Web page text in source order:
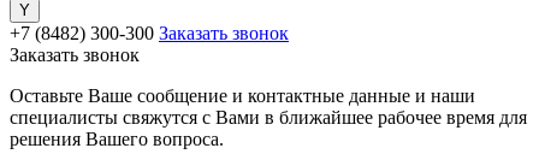
+7 (8482) 300-300 Заказать звонок
Заказать звонок
Оставьте Ваше сообщение и контактные данные и наши
специалисты свяжутся с Вами в ближайшее рабочее время для
решения Вашего вопроса.